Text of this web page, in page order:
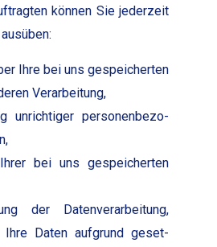
kön­nen Sie jed­erzeit
Ihre bei uns gespe­icherten
Ver­ar­beitung,
unrichtiger per­so­n­en­be­zo­
bei uns gespe­icherten
der Daten­ver­ar­beitung,
Dat­en auf­grund geset­